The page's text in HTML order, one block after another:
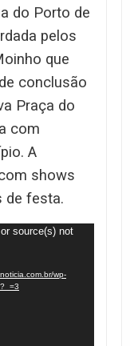
do Porto de
pelos
que
conclusão
Praça do
com
A
shows
de festa.
source(s) not
wp-